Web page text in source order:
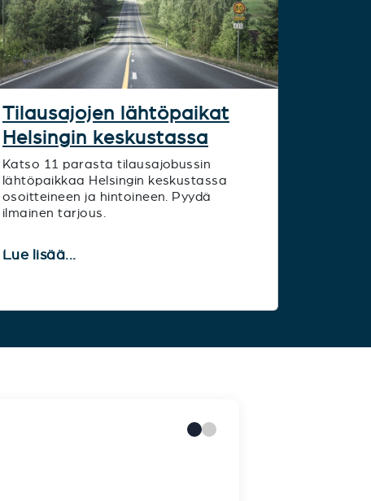
Tilausajojen lähtöpaikat
Helsingin keskustassa
Katso 11 parasta tilausajobussin
lähtöpaikkaa Helsingin keskustassa
osoitteineen ja hintoineen. Pyydä
ilmainen tarjous.
Lue lisää...